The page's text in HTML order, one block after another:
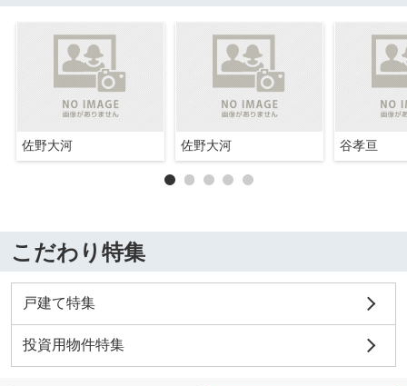
佐野大河 佐野大河 谷孝亘
こだわり特集
戸建て特集
投資用物件特集